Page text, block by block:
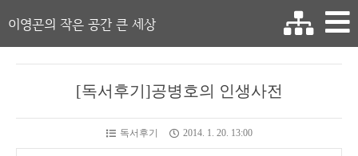
이영곤의 작은 공간 큰 세상
[독서후기]공병호의 인생사전
독서후기 2014. 1. 20. 13:00